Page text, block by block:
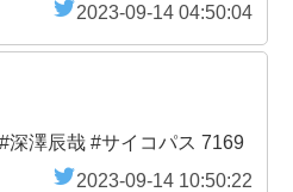
2023-09-14 04:50:04
深澤辰哉 #サイコパス 7169
2023-09-14 10:50:22